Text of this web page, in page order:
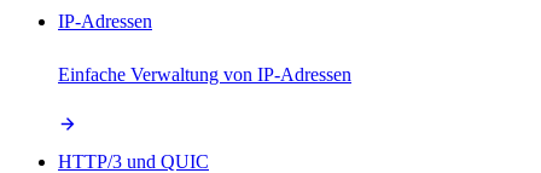
IP-Adressen
Einfache Verwaltung von IP-Adressen
HTTP/3 und QUIC